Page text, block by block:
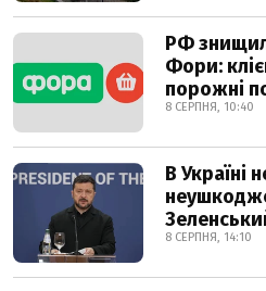
РФ
Фори:
порожні
8 СЕРПНЯ, 10:40
В Україні
8 СЕРПНЯ, 14:10